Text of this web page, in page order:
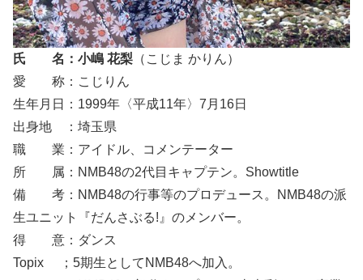
氏 名：小嶋 花梨 （こじま かりん）
愛 称：こじりん
生年月日：1999年〈平成11年〉7月16日
出身地 ：埼玉県
職 業：アイドル、コメンテーター
所 属：NMB48の2代目キャプテン。Showtitle
備 考：NMB48の行事等のプロデュース。NMB48の派
生ユニット『だんさぶる!』のメンバー。
得 意：ダンス
Topix ；5期生としてNMB48へ加入。